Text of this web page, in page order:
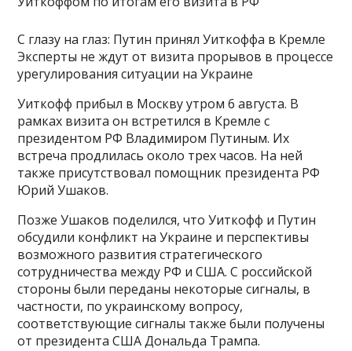
С глазу на глаз: Путин принял Уиткоффа в Кремле
Эксперты не ждут от визита прорывов в процессе
урегулирования ситуации на Украине
Уиткофф прибыл в Москву утром 6 августа. В
рамках визита он встретился в Кремле с
президентом РФ Владимиром Путиным. Их
встреча продлилась около трех часов. На ней
также присутствовал помощник президента РФ
Юрий Ушаков.
Позже Ушаков поделился, что Уиткофф и Путин
обсудили конфликт на Украине и перспективы
возможного развития стратегического
сотрудничества между РФ и США. С российской
стороны были переданы некоторые сигналы, в
частности, по украинскому вопросу,
соответствующие сигналы также были получены
от президента США Дональда Трампа.